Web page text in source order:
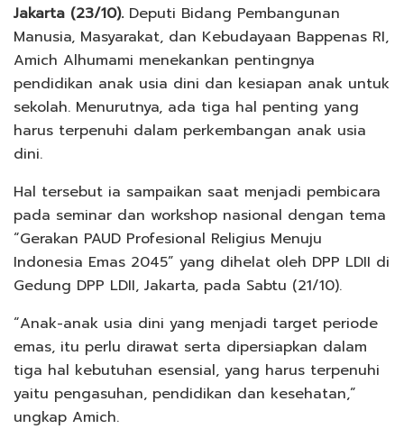
Jakarta (23/10).Deputi Bidang Pembangunan
Manusia, Masyarakat, dan Kebudayaan Bappenas RI,
Amich Alhumami menekankan pentingnya
pendidikan anak usia dini dan kesiapan anak untuk
sekolah. Menurutnya, ada tiga hal penting yang
harus terpenuhi dalam perkembangan anak usia
dini.
Hal tersebut ia sampaikan saat menjadi pembicara
pada seminar dan workshop nasional dengan tema
“Gerakan PAUD Profesional Religius Menuju
Indonesia Emas 2045” yang dihelat oleh DPP LDII di
Gedung DPP LDII, Jakarta, pada Sabtu (21/10).
“Anak-anak usia dini yang menjadi target periode
emas, itu perlu dirawat serta dipersiapkan dalam
tiga hal kebutuhan esensial, yang harus terpenuhi
yaitu pengasuhan, pendidikan dan kesehatan,”
ungkap Amich.